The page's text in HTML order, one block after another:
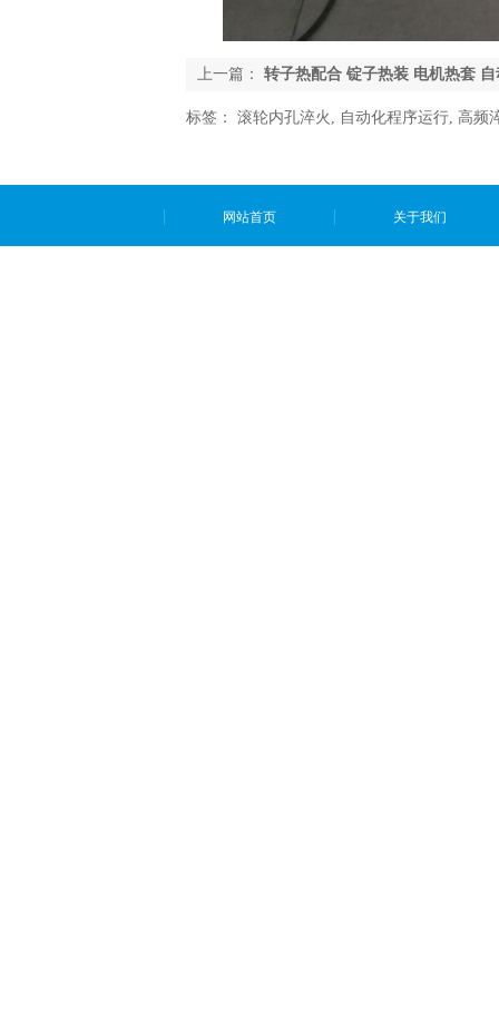
上一篇： 转子热配合 锭子热装 电机热套
标签： 滚轮内孔淬火 , 自动化程序运行, 高频
网站首页 关于我们